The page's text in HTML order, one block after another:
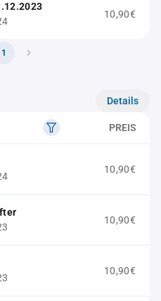
10,90€
1
Details
PREIS
10,90€
10,90€
10,90€